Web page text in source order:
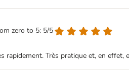
zero to 5: 5/5
rapidement. Très pratique et, en effet,